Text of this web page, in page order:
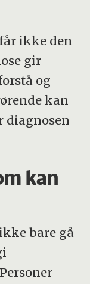
ikke den
gir
og
kan
diagnosen
kan
bare gå